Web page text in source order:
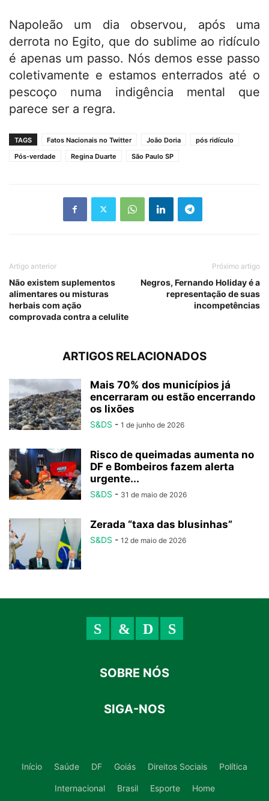
Napoleão um dia observou, após uma
derrota no Egito, que do sublime ao ridículo
é apenas um passo. Nós demos esse passo
coletivamente e estamos enterrados até o
pescoço numa indigência mental que
parece ser a regra.
TAGS Fatos Nacionais no Twitter João Doria
pós ridículo
Pós-verdade
Regina Duarte São Paulo SP
Artigo anterior
Não existem suplementos
alimentares ou misturas
herbais com ação
comprovada contra a celulite
Próximo artigo
Negros, Fernando Holiday é a
representação de suas
incompetências
ARTIGOS RELACIONADOS
Mais 70% dos municípios já
encerraram ou estão encerrando
os lixões
S&DS - 1 de junho de 2026
Risco de queimadas aumenta no
DF e Bombeiros fazem alerta
urgente...
S&DS - 31 de maio de 2026
Zerada “taxa das blusinhas”
S&DS - 12 de maio de 2026
SOBRE NÓS
SIGA-NOS
Início Saúde DF Goiás Direitos Sociais Política
Internacional Brasil Esporte Home